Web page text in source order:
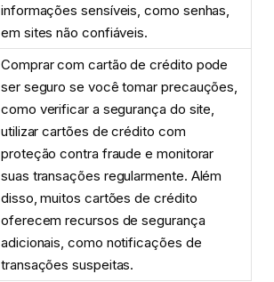
informações sensíveis, como senhas,
em sites não confiáveis.
Comprar com cartão de crédito pode
ser seguro se você tomar precauções,
como verificar a segurança do site,
utilizar cartões de crédito com
proteção contra fraude e monitorar
suas transações regularmente. Além
disso, muitos cartões de crédito
oferecem recursos de segurança
adicionais, como notificações de
transações suspeitas.